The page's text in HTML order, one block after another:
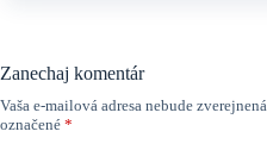
Zanechaj komentár
Vaša e-mailová adresa nebude zverejnená.
označené *